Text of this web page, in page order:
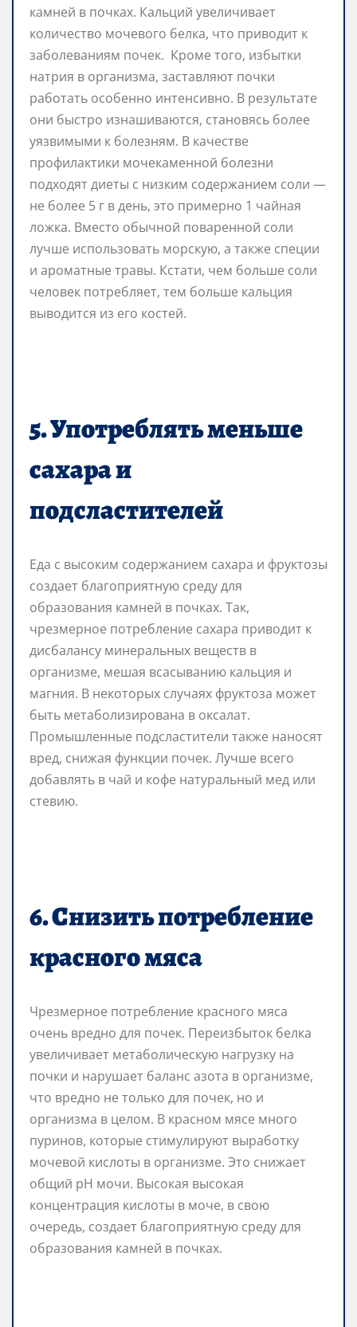
камней в почках. Кальций увеличивает
количество мочевого белка, что приводит к
заболеваниям почек. Кроме того, избытки
натрия в организма, заставляют почки
работать особенно интенсивно. В результате
они быстро изнашиваются, становясь более
уязвимыми к болезням. В качестве
профилактики мочекаменной болезни
подходят диеты с низким содержанием соли —
не более 5 г в день, это примерно 1 чайная
ложка. Вместо обычной поваренной соли
лучше использовать морскую, а также специи
и ароматные травы. Кстати, чем больше соли
человек потребляет, тем больше кальция
выводится из его костей.
5. Употреблять меньше
сахара и
подсластителей
Еда с высоким содержанием сахара и фруктозы
создает благоприятную среду для
образования камней в почках. Так,
чрезмерное потребление сахара приводит к
дисбалансу минеральных веществ в
организме, мешая всасыванию кальция и
магния. В некоторых случаях фруктоза может
быть метаболизирована в оксалат.
Промышленные подсластители также наносят
вред, снижая функции почек. Лучше всего
добавлять в чай и кофе натуральный мед или
стевию.
6. Снизить потребление
красного мяса
Чрезмерное потребление красного мяса
очень вредно для почек. Переизбыток белка
увеличивает метаболическую нагрузку на
почки и нарушает баланс азота в организме,
что вредно не только для почек, но и
организма в целом. В красном мясе много
пуринов, которые стимулируют выработку
мочевой кислоты в организме. Это снижает
общий pH мочи. Высокая высокая
концентрация кислоты в моче, в свою
очередь, создает благоприятную среду для
образования камней в почках.